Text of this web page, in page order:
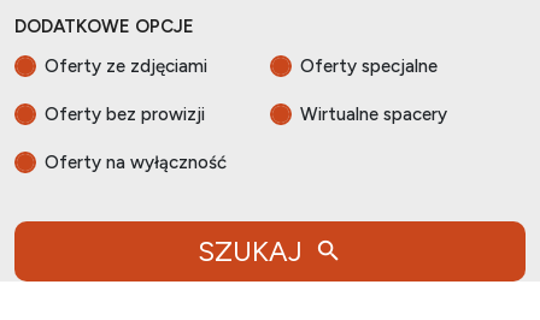
DODATKOWE OPCJE
Oferty ze zdjęciami
Oferty specjalne
Oferty bez prowizji Wirtualne spacery
Oferty na wyłączność
SZUKAJ